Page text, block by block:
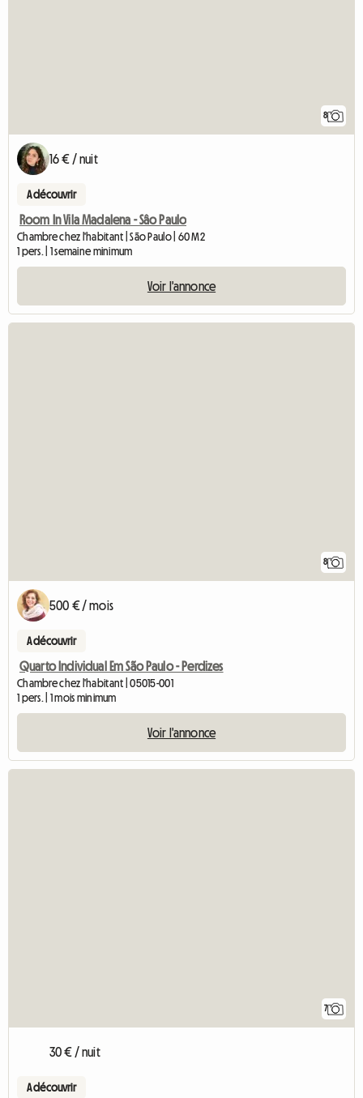
8
16 € / nuit
A découvrir
Room In Vila Madalena - Sâo Paulo
Chambre chez l'habitant | São Paulo | 60 M2
1 pers. | 1 semaine minimum
Voir l'annonce
8
500 € / mois
A découvrir
Quarto Individual Em São Paulo - Perdizes
Chambre chez l'habitant | 05015-001
1 pers. | 1 mois minimum
Voir l'annonce
7
30 € / nuit
A découvrir